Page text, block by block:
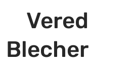
Vered
Blecher